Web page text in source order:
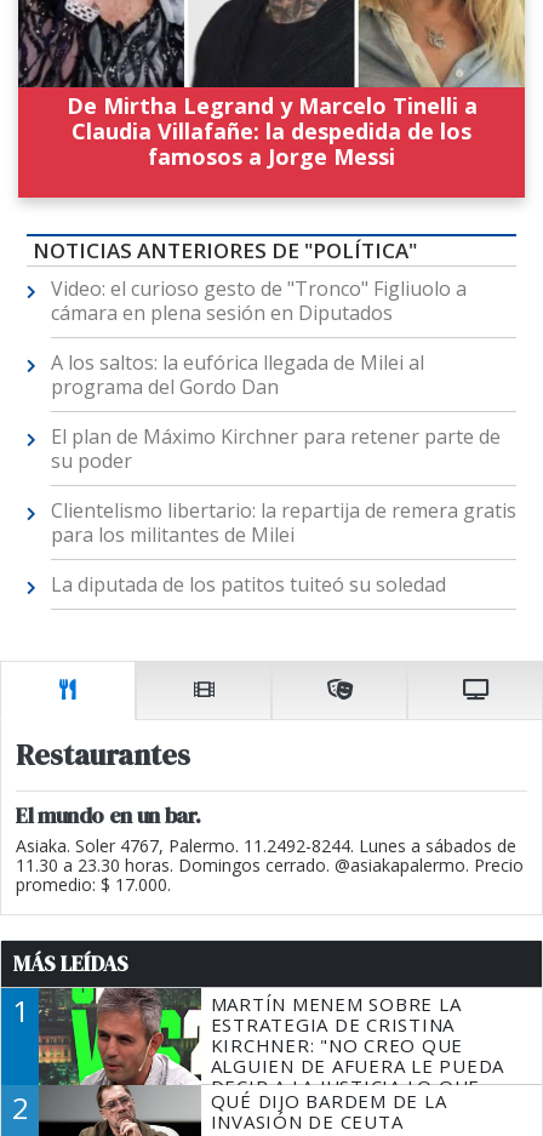
De Mirtha Legrand y Marcelo Tinelli a
Claudia Villafañe: la despedida de los
famosos a Jorge Messi
NOTICIAS ANTERIORES DE "POLÍTICA"
Video: el curioso gesto de "Tronco" Figliuolo a
cámara en plena sesión en Diputados
A los saltos: la eufórica llegada de Milei al
programa del Gordo Dan
El plan de Máximo Kirchner para retener parte de
su poder
Clientelismo libertario: la repartija de remera gratis
para los militantes de Milei
La diputada de los patitos tuiteó su soledad
Restaurantes
El mundo en un bar.
Asiaka. Soler 4767, Palermo. 11.2492-8244. Lunes a sábados de
11.30 a 23.30 horas. Domingos cerrado. @asiakapalermo. Precio
promedio: $ 17.000.
MÁS LEÍDAS
1
MARTÍN MENEM SOBRE LA
ESTRATEGIA DE CRISTINA
KIRCHNER: "NO CREO QUE
ALGUIEN DE AFUERA LE PUEDA
DECIR A LA JUSTICIA LO QUE
TIENE QUE HACER"
2
QUÉ DIJO BARDEM DE LA
INVASIÓN DE CEUTA